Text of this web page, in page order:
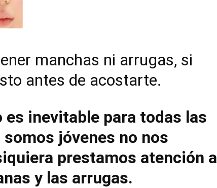
manchas ni arrugas, si
antes de acostarte.
es inevitable para todas las
jóvenes no nos
prestamos atención a
y las arrugas.